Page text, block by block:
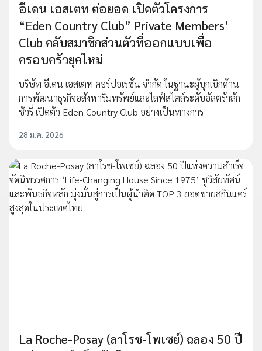
อีเดน เอสเตท ต่อยอด เปิดตัวโครงการ
“Eden Country Club” Private Members’
Club คลับสมาชิกส่วนตัวที่ออกแบบเพื่อ
ครอบครัวยุคใหม่
บริษัท อีเดน เอสเตท คอร์ปอเรชั่น จํากัด ในฐานะผู้บุกเบิกด้าน
การพัฒนาธุรกิจอสังหาริมทรัพย์และไลฟ์สไตล์ระดับอัลตร้าลัก
ชัวรี่ เปิดตัว Eden Country Club อย่างเป็นทางการ
28 ม.ค. 2026
La Roche-Posay (ลาโรช-โพเซย์) ฉลอง 50 ปี